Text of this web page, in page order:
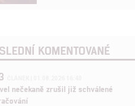
KOMENTOVANÉ
nečekaně zrušil již schválené